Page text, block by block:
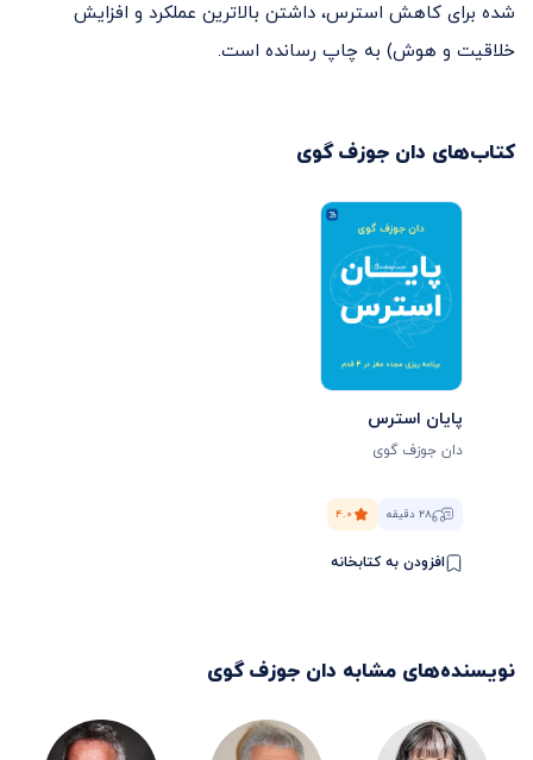
شده برای کاهش استرس، داشتن بالاترین عملکرد و افزایش
خلاقیت و هوش) به چاپ رسانده است.
کتاب‌های دان جوزف گوی
پایان استرس
دان جوزف گوی
۲۸ دقیقه ۴.۰
افزودن به کتابخانه
نویسنده‌های مشابه دان جوزف گوی